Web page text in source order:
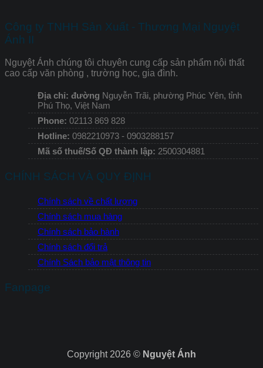
Công ty TNHH Sản Xuất - Thương Mại Nguyệt
Ánh II
Nguyệt Ánh chúng tôi chuyên cung cấp sản phẩm nội thất
cao cấp văn phòng , trường học, gia đình.
Địa chỉ: đường Nguyễn Trãi, phường Phúc Yên, tỉnh
Phú Thọ, Việt Nam
Phone: 02113 869 828
Hotline: 0982210973 - 0903288157
Mã số thuế/Số QĐ thành lập: 2500304881
CHÍNH SÁCH VÀ QUY ĐỊNH
Chính sách về chất lượng
Chính sách mua hàng
Chính sách bảo hành
Chính sách đổi trả
Chính Sách bảo mật thông tin
Fanpage
Copyright 2026 © Nguyệt Ánh